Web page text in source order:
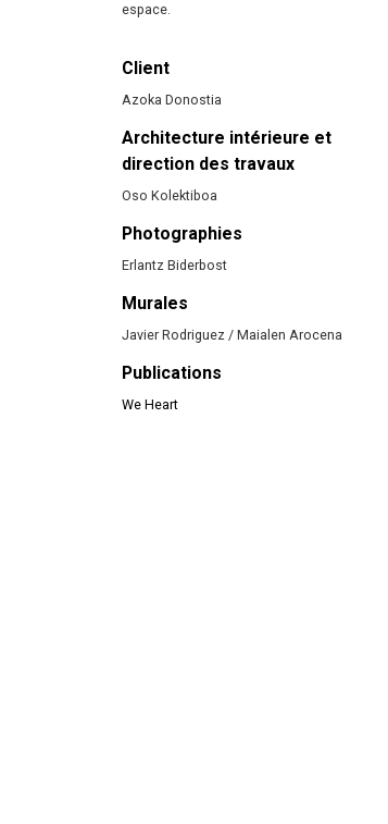
espace.
Client
Azoka Donostia
Architecture intérieure et
direction des travaux
Oso Kolektiboa
Photographies
Erlantz Biderbost
Murales
Javier Rodriguez / Maialen Arocena
Publications
We Heart